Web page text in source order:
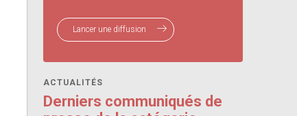
Lancer une diffusion
ACTUALITÉS
Derniers communiqués de